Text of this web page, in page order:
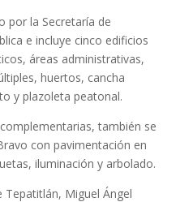
por la Secretaría de
e incluye cinco edificios
áreas administrativas,
huertos, cancha
y plazoleta peatonal.
también se
con pavimentación en
iluminación y arbolado.
Tepatitlán, Miguel Ángel